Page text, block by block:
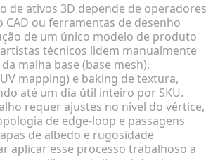
de ativos 3D depende de operadores
CAD ou ferramentas de desenho
de um único modelo de produto
técnicos lidem manualmente
malha base (base mesh),
mapping) e baking de textura,
até um dia útil inteiro por SKU.
requer ajustes no nível do vértice,
de edge-loop e passagens
de albedo e rugosidade
aplicar esse processo trabalhoso a